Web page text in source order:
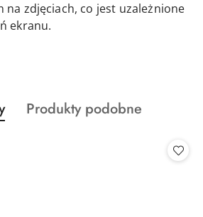
na zdjęciach, co jest uzależnione
ekranu.
Produkty
Produkty podobne